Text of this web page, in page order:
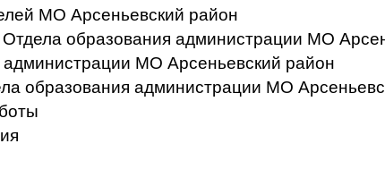
МО Арсеньевский район
образования администрации МО
МО Арсеньевский район
образования администрации МО